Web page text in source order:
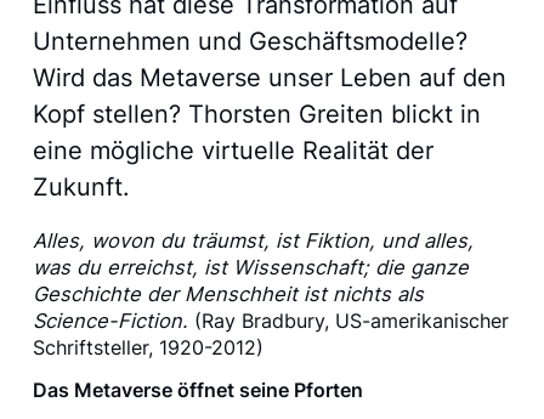
Unternehmen und Geschäftsmodelle?
Wird das Metaverse unser Leben auf den
Kopf stellen? Thorsten Greiten blickt in
eine mögliche virtuelle Realität der
Zukunft.
Alles, wovon du träumst, ist Fiktion, und alles,
was du erreichst, ist Wissenschaft; die ganze
Geschichte der Menschheit ist nichts als
Science-Fiction. (Ray Bradbury, US-amerikanischer
Schriftsteller, 1920-2012)
Das Metaverse öffnet seine Pforten